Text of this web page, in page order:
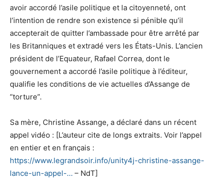
avoir accordé l’asile politique et la citoyenneté, ont
l’intention de rendre son existence si pénible qu’il
accepterait de quitter l’ambassade pour être arrêté par
les Britanniques et extradé vers les États-Unis. L’ancien
président de l’Equateur, Rafael Correa, dont le
gouvernement a accordé l’asile politique à l’éditeur,
qualifie les conditions de vie actuelles d’Assange de
“torture”.
Sa mère, Christine Assange, a déclaré dans un récent
appel vidéo : [L’auteur cite de longs extraits. Voir l’appel
en entier et en français :
https://www.legrandsoir.info/unity4j-christine-assange-
lance-un-appel-… – NdT]